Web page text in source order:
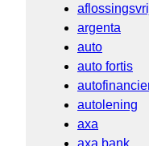
argenta
auto
auto fortis
autolening
axa
axa bank